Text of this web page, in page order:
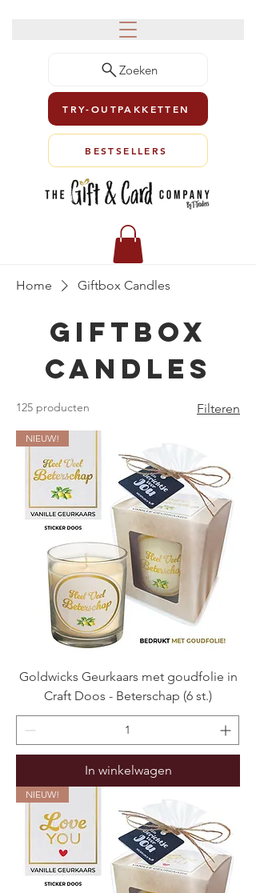
Zoeken
TRY-OUTPAKKETTEN
BESTSELLERS
Home Giftbox Candles
Giftbox
Candles
125 producten Filteren
NIEUW!
Goldwicks Geurkaars met goudfolie in
Craft Doos - Beterschap (6 st.)
In winkelwagen
NIEUW!